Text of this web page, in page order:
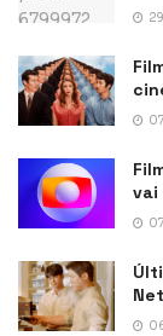
vai